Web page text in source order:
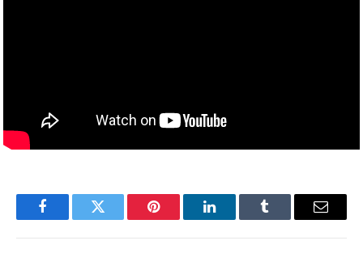
FacebookTwitter Pinterest LinkedInTumblr Email